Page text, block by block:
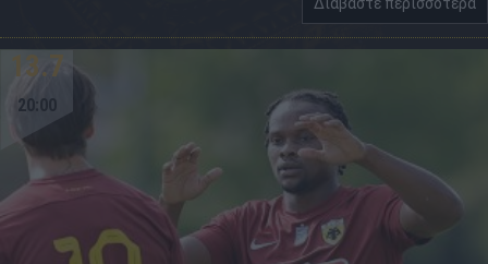
13.7
20:00